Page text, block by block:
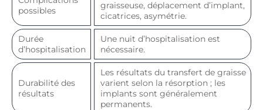
possibles
graisseuse, déplacement d’implant,
cicatrices, asymétrie.
Durée
d’hospitalisation
Une nuit d’hospitalisation est
nécessaire.
Durabilité des
résultats
Les résultats du transfert de graisse
varient selon la résorption ; les
implants sont généralement
permanents.